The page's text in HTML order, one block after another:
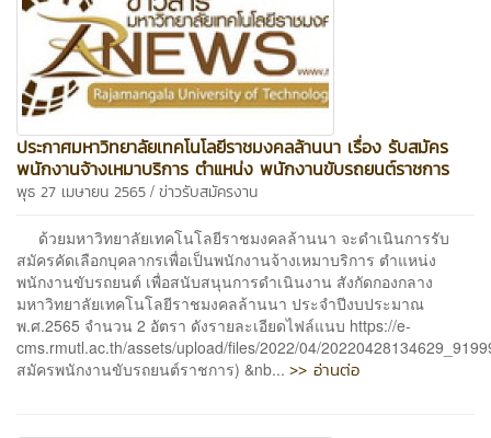
ประกาศมหาวิทยาลัยเทคโนโลยีราชมงคลล้านนา เรื่อง รับสมัคร
พนักงานจ้างเหมาบริการ ตำแหน่ง พนักงานขับรถยนต์ราชการ
พุธ 27 เมษายน 2565 / ข่าวรับสมัครงาน
ด้วยมหาวิทยาลัยเทคโนโลยีราชมงคลล้านนา จะดำเนินการรับ
สมัครคัดเลือกบุคลากรเพื่อเป็นพนักงานจ้างเหมาบริการ ตำแหน่ง
พนักงานขับรถยนต์ เพื่อสนับสนุนการดำเนินงาน สังกัดกองกลาง
มหาวิทยาลัยเทคโนโลยีราชมงคลล้านนา ประจำปีงบประมาณ
พ.ศ.2565 จำนวน 2 อัตรา ดังรายละเอียดไฟล์แนบ https://e-
cms.rmutl.ac.th/assets/upload/files/2022/04/
สมัครพนักงานขับรถยนต์ราชการ) &nb... >> อ่านต่อ